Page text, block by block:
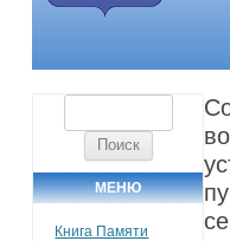
МЕНЮ
Книга Памяти